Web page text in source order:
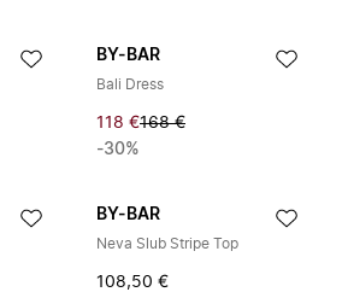
BY-BAR
Bali Dress
118 €168 €
-30%
BY-BAR
Neva Slub Stripe Top
108,50 €